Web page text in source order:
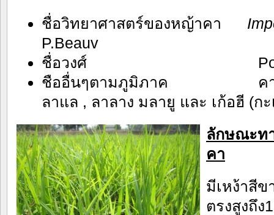
ชื่อวิทยาศาสตร์ของหญ้าคา
P.Beauv
ชื่อวงศ์ Poaceae ห
ชืออื่นๆตามภูมิภาค คาหลว
ลาแล , ลาลาง มลายู และ เก้อฮี (ก
ลักษณะท
คา
มีเหง้าสี
ตรงสูงถึง